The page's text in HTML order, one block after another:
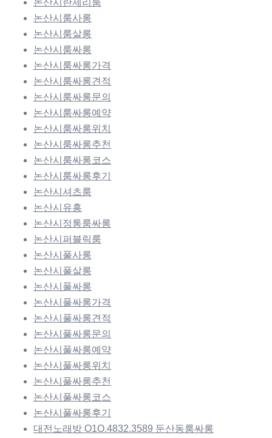
논산시룸사롱
논산시룸살롱
논산시룸싸롱
논산시룸싸롱가격
논산시룸싸롱견적
논산시룸싸롱문의
논산시룸싸롱예약
논산시룸싸롱위치
논산시룸싸롱추천
논산시룸싸롱코스
논산시룸싸롱후기
논산시셔츠룸
논산시유흥
논산시정통룸싸롱
논산시퍼블릭룸
논산시풀사롱
논산시풀살롱
논산시풀싸롱
논산시풀싸롱가격
논산시풀싸롱견적
논산시풀싸롱문의
논산시풀싸롱예약
논산시풀싸롱위치
논산시풀싸롱추천
논산시풀싸롱코스
논산시풀싸롱후기
대전노래방 O1O.4832.3589 둔산동룸싸롱